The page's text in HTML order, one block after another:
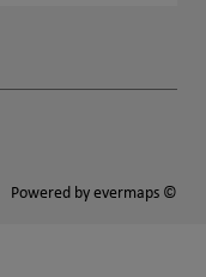
Powered by evermaps ©